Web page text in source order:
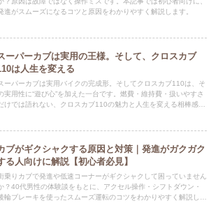
進がスムーズになるコツと原因をわかりやすく解説します。
ーパーカブは実用の王様。そして、クロスカブ
は人生を変える
ーパーカブは実用バイクの完成形。そしてクロスカブ110は、そ
実用性に“遊び心”を加えた一台です。燃費・維持費・扱いやすさ
けでは語れない、クロスカブ110の魅力と人生を変える相棒感を
ブがギクシャクする原因と対策｜発進がガクガク
る人向けに解説【初心者必見】
乗りカブで発進や低速コーナーがギクシャクして困っていません
？40代男性の体験談をもとに、アクセル操作・シフトダウン・
輪ブレーキを使ったスムーズ運転のコツをわかりやすく解説しま